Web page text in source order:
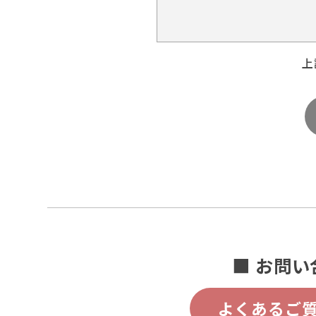
■ お問い
よくあるご